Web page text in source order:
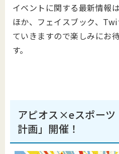
イベントに関する最新情報
ほか、フェイスブック、
ていきますので楽しみにお
す。
アピオス×eスポーツ
計画」開催！